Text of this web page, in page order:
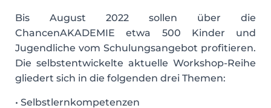
Bis August 2022 sollen über die
ChancenAKADEMIE etwa 500 Kinder und
Jugendliche vom Schulungsangebot profitieren.
Die selbstentwickelte aktuelle Workshop-Reihe
gliedert sich in die folgenden drei Themen:
• Selbstlernkompetenzen